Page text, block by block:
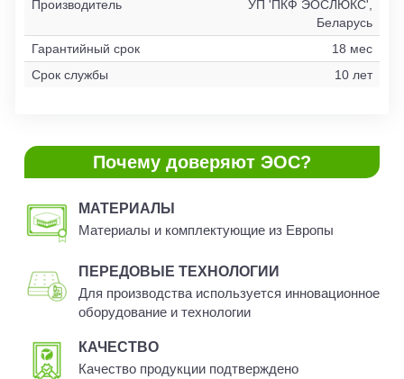
Производитель
УП 'ПКФ ЭОСЛЮКС',
Беларусь
Гарантийный срок
18 мес
Срок службы
10 лет
Почему доверяют ЭОС?
МАТЕРИАЛЫ
Материалы и комплектующие из Европы
ПЕРЕДОВЫЕ ТЕХНОЛОГИИ
Для производства используется инновационное
оборудование и технологии
КАЧЕСТВО
Качество продукции подтверждено